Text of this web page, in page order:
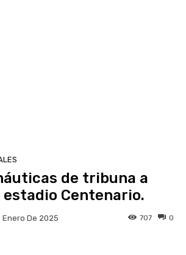
de tribuna a
Centenario.
Enero De 2025 0
707